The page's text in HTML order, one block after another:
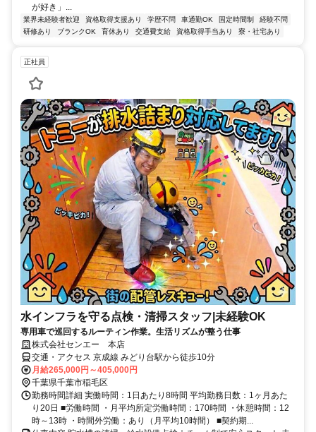
が好き」...
業界未経験者歓迎 資格取得支援あり 学歴不問 車通勤OK 固定時間制
経験不問
研修あり
ブランクOK 育休あり 交通費支給 資格取得手当あり 寮・社宅あり
正社員
水インフラを守る点検・清掃スタッフ|未経験OK
専用車で巡回するルーティン作業。生活リズムが整う仕事
株式会社センエー 本店
交通・アクセス 京成線 みどり台駅から徒歩10分
月給265,000円～405,000円
千葉県千葉市稲毛区
勤務時間詳細 実働時間：1日あたり8時間 平均勤務日数：1ヶ月あた
り20日 ■労働時間 ・月平均所定労働時間：170時間 ・休憩時間：12
時～13時 ・時間外労働：あり（月平均10時間） ■契約期...